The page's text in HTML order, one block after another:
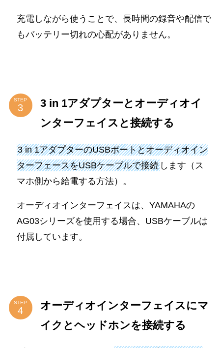
充電しながら使うことで、長時間の録音や配信で
もバッテリー切れの心配がありません。
STEP
3 in 1アダプターとオーディオイ
ンターフェイスと接続する
3 in 1アダプターのUSBポートとオーディオイン
ターフェースをUSBケーブルで接続します（ス
マホ側から給電する方法）。
オーディオインターフェイスは、YAMAHAの
AG03シリーズを使用する場合、USBケーブルは
付属しています。
STEP
オーディオインターフェイスにマ
イクとヘッドホンを接続する